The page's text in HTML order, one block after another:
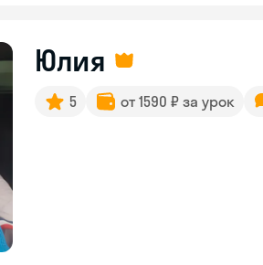
Юлия
5 от 1590 ₽ за урок